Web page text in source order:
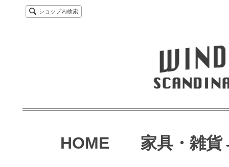
ショップ内検索
HOME 家具・雑貨